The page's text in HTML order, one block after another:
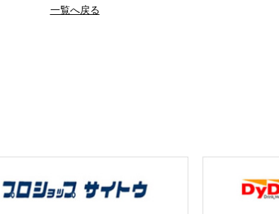
一覧へ戻る